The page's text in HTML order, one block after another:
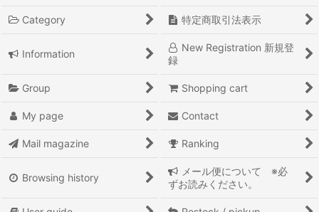
Category 特定商取引法表示
Information
New Registration 新規登
録
Group Shopping cart
My page Contact
Mail magazine Ranking
Browsing history
メール便について ※必
ずお読みください。